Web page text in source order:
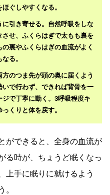
ぐしやすくなる。
引き寄せる。自然呼吸をしな
せ、ふくらはぎで太もも裏を
裏やふくらはぎの血流がよく
る。
のつま先が頭の奥に届くよう
で行わず、できれば背骨を一
で丁寧に動く。3呼吸程度キ
くりと体を戻す。
ができると、全身の血流が
る時が、ちょうど眠くなっ
上手に眠りに就けるよう
。